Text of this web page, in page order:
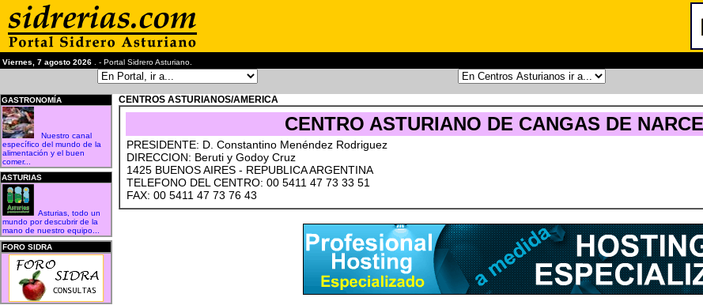
Viernes, 7 agosto 2026 . - Portal Sidrero Asturiano.
GASTRONOMÍA
Nuestro canal
específico del mundo de la
alimentación y el buen
comer...
ASTURIAS
Asturias, todo un
mundo por descubrir de la
mano de nuestro equipo...
FORO SIDRA
CENTROS ASTURIANOS/AMERICA
CENTRO ASTURIANO DE CANGAS DE
PRESIDENTE: D. Constantino Menéndez Rodriguez
DIRECCION: Beruti y Godoy Cruz
1425 BUENOS AIRES - REPUBLICA ARGENTINA
TELEFONO DEL CENTRO: 00 5411 47 73 33 51
FAX: 00 5411 47 73 76 43